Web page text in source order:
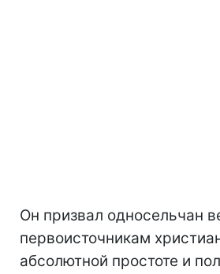
Он призвал односельчан
первоисточникам
абсолютной простоте и